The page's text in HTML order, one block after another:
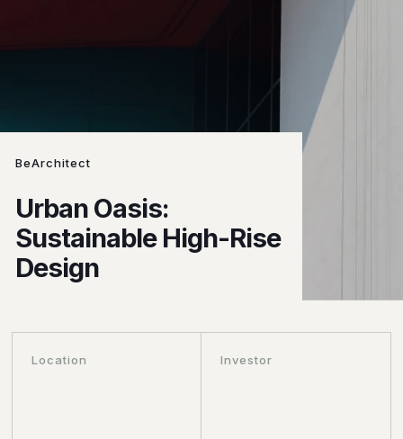
BeArchitect
Urban Oasis:
Sustainable High-Rise
Design
Location Investor